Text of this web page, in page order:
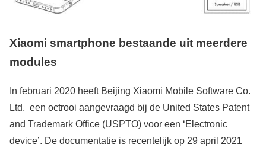
Xiaomi smartphone bestaande uit meerdere
modules
In februari 2020 heeft Beijing Xiaomi Mobile Software Co.
Ltd. een octrooi aangevraagd bij de United States Patent
and Trademark Office (USPTO) voor een ‘Electronic
device’. De documentatie is recentelijk op 29 april 2021